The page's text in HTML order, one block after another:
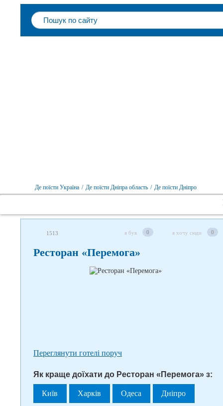
Де поїсти Україна / Де поїсти Дніпра область / Де поїсти Дніпро
1513 я був 0 я хочу сюди 0
Ресторан «Перемога»
Переглянути готелі поруч
Як краще доїхати до Ресторан «Перемога» з:
Київ Харків Одеса Дніпро